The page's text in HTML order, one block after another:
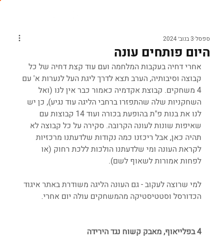
היום פותחים עונה
ספסל 3 בנוב׳ 2024
אחרי דחיה בעקבות המלחמה ועם עוד קצת דחיה של כל
קבוצה וסיבותיה, הערב תצא לדרך ליגת העל לנערות א' עם
4 משחקים. קבוצת אקדמיה כאמור כבר אין לנו (ואל
השחקניות שלה שהתפזרו ברחבי הליגה עוד נגיע), כן יש
לנו את בנות פ"ת בהופעת בכורה ועוד 14 קבוצות עם
שאיפות שונות לעונה הקרובה. סקירה על כל קבוצה לא
תהיה כאן, אבל ריכזנו כמה נקודות שלדעתנו מרכזיות
לקראת העונה ומי שלדעתנו הולכות ללכת רחוק (או
לפחות אמורות לשאוף לשם).
למי שרוצה לעקוב - גם העונה הליגה משודרת באתר איגוד
הכדורסל וסטטיסטיקה מהמשחקים עולה יום אחרי.
4 בפלייאוף, מאבק קשוח נגד הירידה